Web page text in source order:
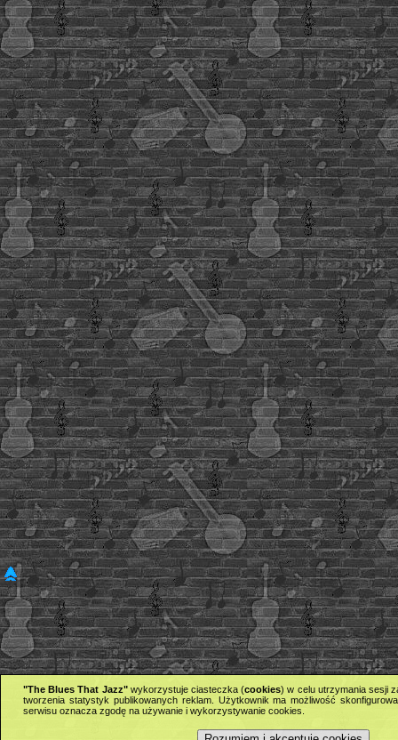
"The Blues That Jazz"wykorzystuje ciasteczka (cookies) w celu utrzymania sesji
tworzenia statystyk publikowanych reklam. Użytkownik ma możliwość
serwisu oznacza zgodę na używanie i wykorzystywanie cookies.